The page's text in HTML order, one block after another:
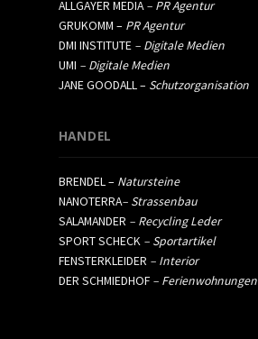
ALLGAYER MEDIA– PR Agentur
GRUKOMM – PR Agentur
DMI INSTITUTE – Digitale Medien
UMI – Digitale Medien
JANE GOODALL – Schutzorganisation
HANDEL
BRENDEL – Natursteine
NANOTERRA– Strassenbau
SALAMANDER – Recycling Leder
SPORT SCHECK – Sportartikel
FENSTERKLEIDER – Interior
DER SCHMIEDHOF – Ferienwohnungen